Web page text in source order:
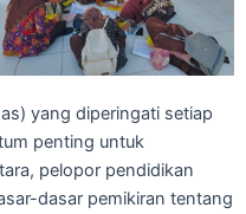
yang diperingati setiap
penting untuk
pelopor pendidikan
dasar pemikiran tentang